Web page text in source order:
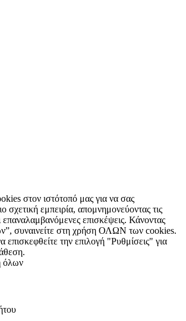
στον ιστότοπό μας για να σας
σχετική εμπειρία, απομνημονεύοντας τις
επαναλαμβανόμενες επισκέψεις. Κάνοντας
συναινείτε στη χρήση ΟΛΩΝ των cookies.
επισκεφθείτε την επιλογή "Ρυθμίσεις" για
όλων